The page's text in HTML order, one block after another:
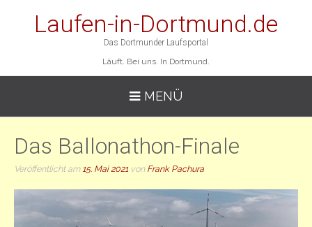
Laufen-in-Dortmund.de
Das Dortmunder Laufsportal
Läuft. Bei uns. In Dortmund.
MENÜ
Das Ballonathon-Finale
Veröffentlicht am 15. Mai 2021 von Frank Pachura